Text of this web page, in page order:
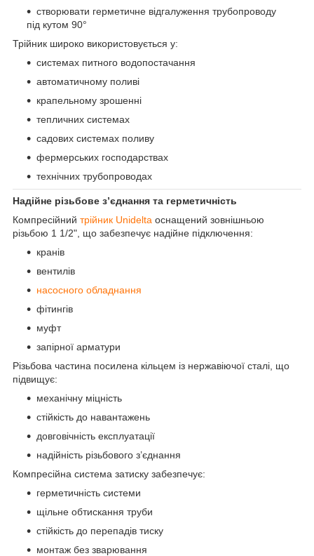
створювати герметичне відгалуження трубопроводу
під кутом 90°
Трійник широко використовується у:
системах питного водопостачання
автоматичному поливі
крапельному зрошенні
тепличних системах
садових системах поливу
фермерських господарствах
технічних трубопроводах
Надійне різьбове з’єднання та герметичність
Компресійний трійник Unidelta оснащений зовнішньою
різьбою 1 1/2", що забезпечує надійне підключення:
кранів
вентилів
насосного обладнання
фітингів
муфт
запірної арматури
Різьбова частина посилена кільцем із нержавіючої сталі, що
підвищує:
механічну міцність
стійкість до навантажень
довговічність експлуатації
надійність різьбового з’єднання
Компресійна система затиску забезпечує:
герметичність системи
щільне обтискання труби
стійкість до перепадів тиску
монтаж без зварювання